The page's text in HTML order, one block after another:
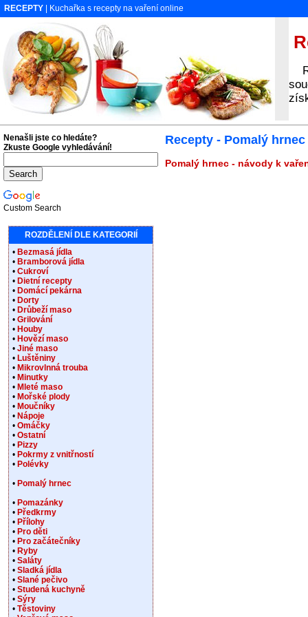
RECEPTY | Kuchařka s recepty na vaření online
Recepty - Pomalý
Pomalý hrnec - návody k
Nenašli jste co hledáte?
Zkuste Google vyhledávání!
Custom Search
ROZDĚLENÍ DLE KATEGORIÍ
• Bezmasá jídla
• Bramborová jídla
• Cukroví
• Dietní recepty
• Domácí pekárna
• Dorty
• Drůbeží maso
• Grilování
• Houby
• Hovězí maso
• Jiné maso
• Luštěniny
• Mikrovlnná trouba
• Minutky
• Mleté maso
• Mořské plody
• Moučníky
• Nápoje
• Omáčky
• Ostatní
• Pizzy
• Pokrmy z vnitřností
• Polévky
• Pomalý hrnec
• Pomazánky
• Předkrmy
• Přílohy
• Pro děti
• Pro začátečníky
• Ryby
• Saláty
• Sladká jídla
• Slané pečivo
• Studená kuchyně
• Sýry
• Těstoviny